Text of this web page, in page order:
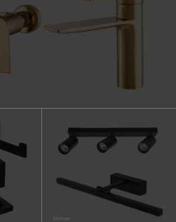
Stylowe